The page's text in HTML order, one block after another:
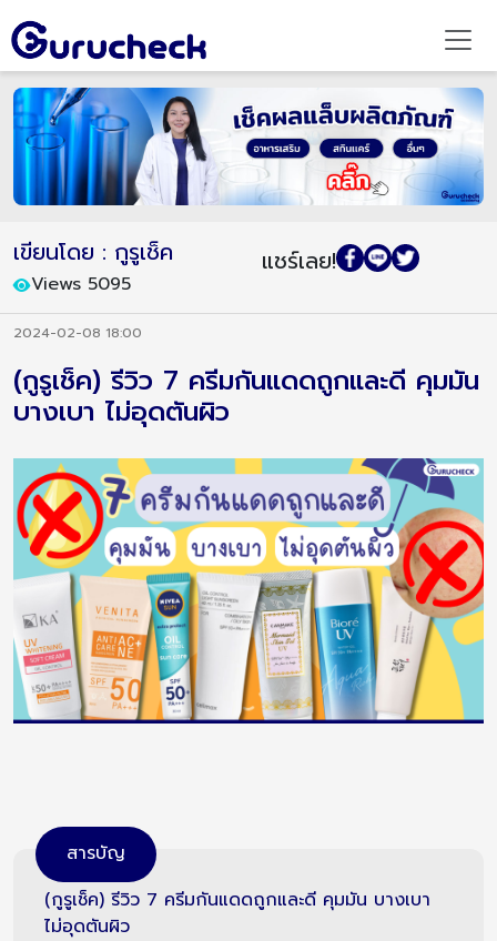
เขียนโดย : กูรูเช็ค
Views 5095
แชร์เลย!
2024-02-08 18:00
(กูรูเช็ค) รีวิว 7 ครีมกันแดดถูกและดี คุมมัน
บางเบา ไม่อุดตันผิว
สารบัญ
(กูรูเช็ค) รีวิว 7 ครีมกันแดดถูกและดี คุมมัน บางเบา
ไม่อุดตันผิว